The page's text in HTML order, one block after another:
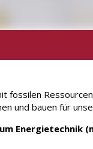
fossilen
und bauen für
Energietechnik